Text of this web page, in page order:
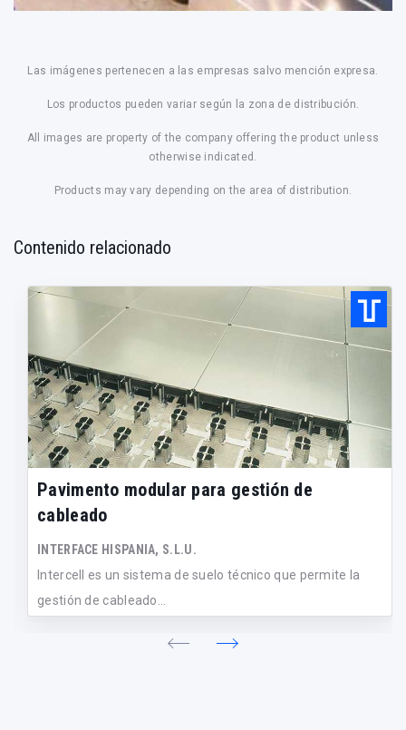
Las imágenes pertenecen a las empresas salvo mención expresa.
Los productos pueden variar según la zona de distribución.
All images are property of the company offering the product unless
otherwise indicated.
Products may vary depending on the area of distribution.
Contenido relacionado
Pavimento modular para gestión de
cableado
INTERFACE HISPANIA, S.L.U.
Intercell es un sistema de suelo técnico que permite la
gestión de cableado...